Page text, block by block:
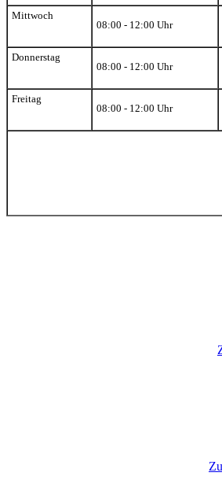
Mittwoch
08:00 - 12:00 Uhr
Donnerstag
08:00 - 12:00 Uhr
Freitag
08:00 - 12:00 Uhr